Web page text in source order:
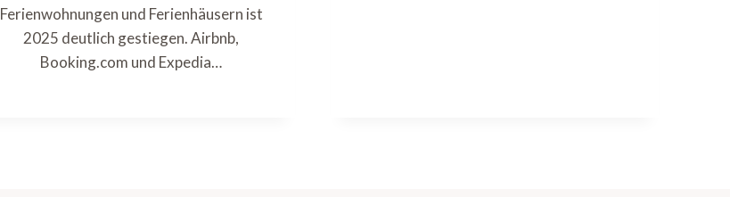
Ferienwohnungen und Ferienhäusern ist
2025 deutlich gestiegen. Airbnb,
Booking.com und Expedia…